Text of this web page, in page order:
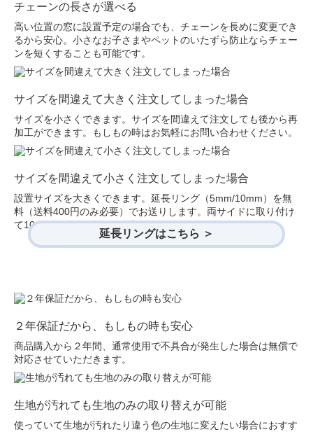
チェーンの長さが選べる
高い位置の窓に設置予定の場合でも、チェーンを長めに変更でき
るから安心。小さなお子さまやペットのいたずら防止ならチェー
ンを短くすることも可能です。
サイズを間違えて大きく注文してしまった場合
サイズを小さくできます。サイズを間違えて注文しても後から再
加工ができます。もしもの時はお気軽にお問い合わせください。
サイズを間違えて小さく注文してしまった場合
設置サイズを大きくできます。延長リング（5mm/10mm）を無
料（送料400円のみ必要）でお送りします。両サイドに取り付け
て10mm～20mmサイズを大きくできます。
延長リングはこちら ＞
２年保証だから、もしもの時も安心
商品購入から２年間、通常使用で不具合が発生した場合は無償で
対応させていただきます。
生地が汚れても生地のみの取り替えが可能
使っていて生地が汚れたり違う色の生地に変えたい場合におすす